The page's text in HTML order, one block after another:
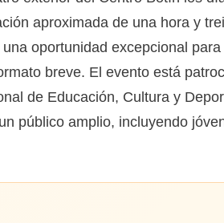
aproximada de una hora y
oportunidad excepcional
breve. El evento está
de Educación, Cultura y
público amplio, incluyendo